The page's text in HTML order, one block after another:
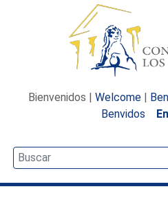
Bienvenidos | Welcome |
Benvidos